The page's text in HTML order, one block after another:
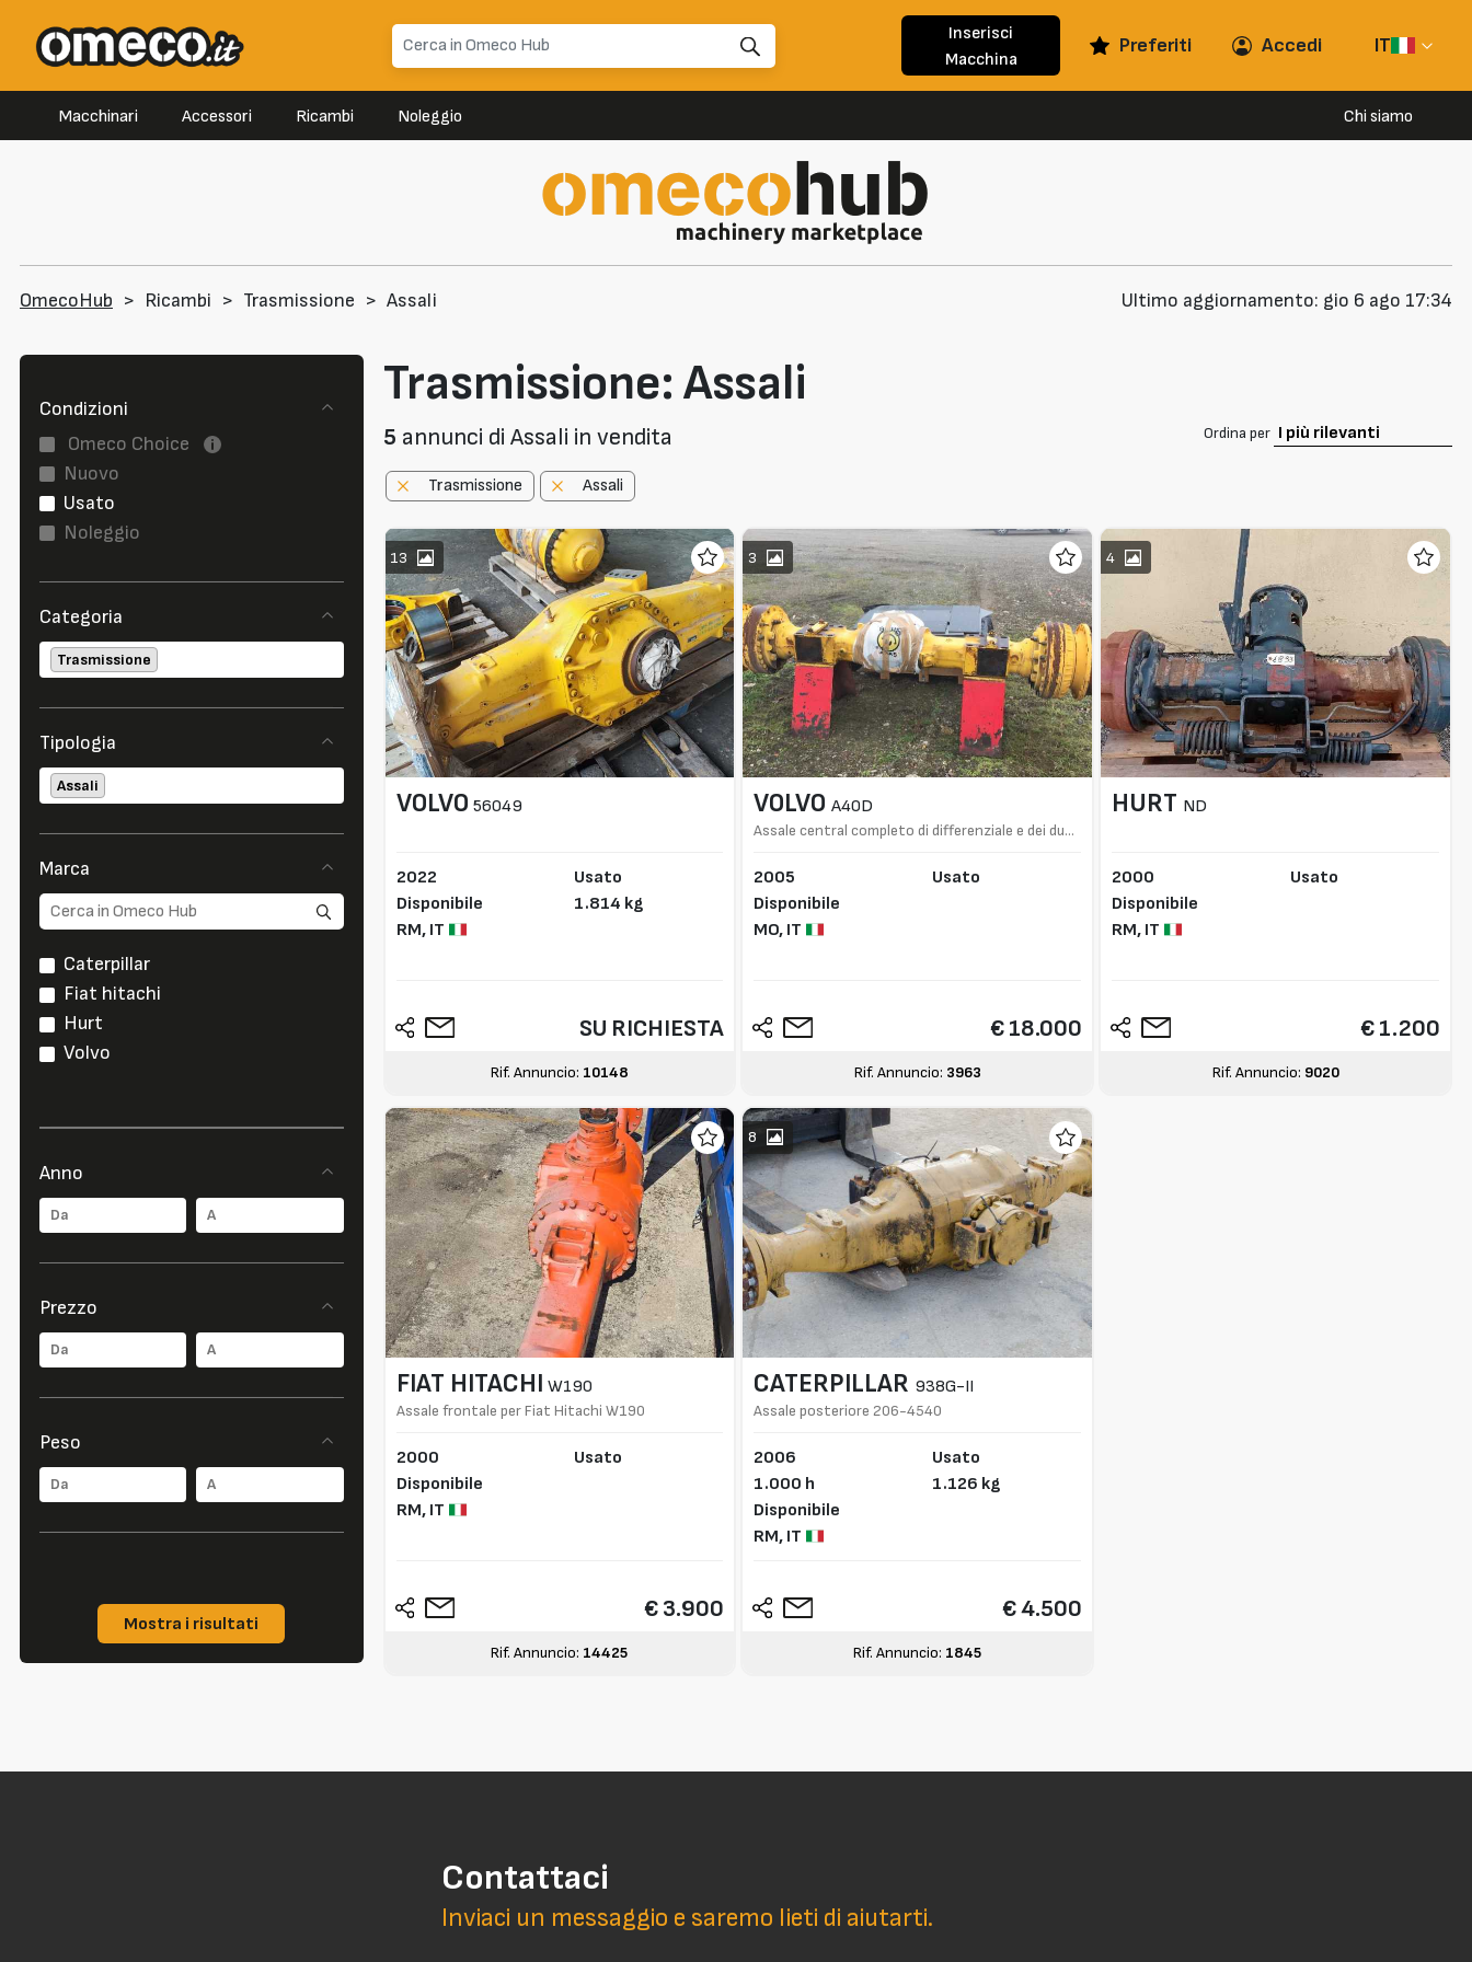
Inserisci
Macchina
Preferiti Accedi IT
Macchinari Accessori Ricambi Noleggio Chi siamo
OmecoHub > Ricambi > Trasmissione > Assali Ultimo aggiornamento: gio 6 ago 17:34
Condizioni
Omeco Choice
Nuovo
Usato
Noleggio
Categoria
Trasmissione
Tipologia
Assali
Marca
Caterpillar
Fiat hitachi
Hurt
Volvo
Anno
Prezzo
Peso
Mostra i risultati
Trasmissione: Assali
5 annunci di Assali in vendita Ordina per
Trasmissione Assali
13
VOLVO 56049
2022
Disponibile
RM,IT
Usato
1.814 kg
SU RICHIESTA
Rif. Annuncio: 10148
3
VOLVO A40D
Assale central completo di differenziale e dei due
2005
Disponibile
MO, IT
Usato
€ 18.000
Rif. Annuncio: 3963
4
HURT ND
2000
Disponibile
RM, IT
Usato
€ 1.200
Rif. Annuncio: 9020
FIAT HITACHI W190
Assale frontale per Fiat Hitachi W190
2000
Disponibile
RM,IT
Usato
€ 3.900
Rif. Annuncio: 14425
8
CATERPILLAR 938G-II
Assale posteriore 206-4540
2006
1.000 h
Disponibile
RM, IT
Usato
1.126 kg
€ 4.500
Rif. Annuncio: 1845
Contattaci
Inviaci un messaggio e saremo lieti di aiutarti.